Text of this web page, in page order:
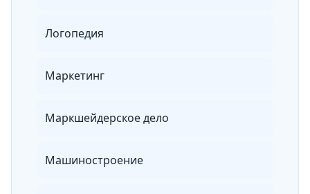
Логопедия
Маркетинг
Маркшейдерское дело
Машиностроение